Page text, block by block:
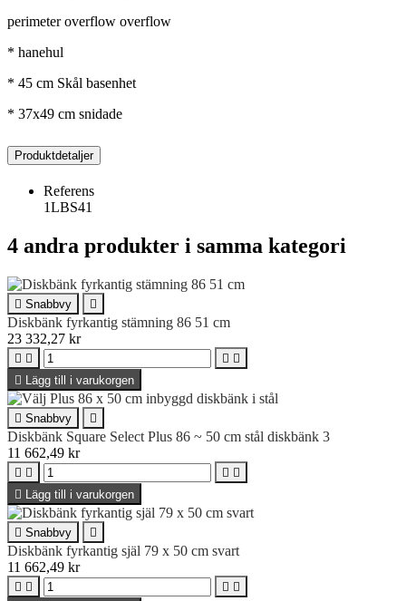
perimeter overflow overflow
* hanehul
* 45 cm Skål basenhet
* 37x49 cm snidade
Produktdetaljer
Referens
1LBS41
4 andra produkter i samma kategori
 Snabbvy 
Diskbänk fyrkantig stämning 86 51 cm
23 332,27 kr
   
 Lägg till i varukorgen
 Snabbvy 
Diskbänk Square Select Plus 86 ~ 50 cm stål diskbänk 3
11 662,49 kr
   
 Lägg till i varukorgen
 Snabbvy 
Diskbänk fyrkantig själ 79 x 50 cm svart
11 662,49 kr
   